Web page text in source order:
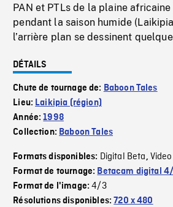
PAN et PTLs de la plaine
pendant la saison humide
l’arrière plan se dessinent
DÉTAILS
Chute de tournage de: Baboon Tales
Lieu: Laikipia (région)
Année:1998
Collection: Baboon Tales
Formats disponibles: Digital Beta,
Format de tournage: Betacam digital
Format de l'image:4/3
Résolutions disponibles:720 x 480